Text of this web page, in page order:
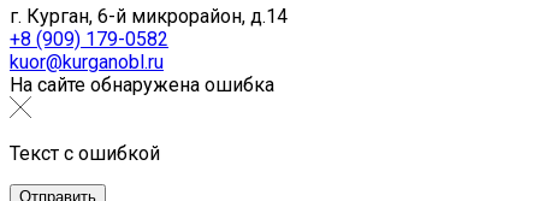
г. Курган, 6-й микрорайон, д.14
+8 (909) 179-0582
kuor@kurganobl.ru
На сайте обнаружена ошибка
Текст с ошибкой